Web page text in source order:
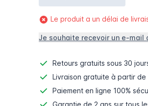
Le produit a un délai de
Je souhaite recevoir un e-mail
Retours gratuits sous 30
Livraison gratuite à partir de
Paiement en ligne 100%